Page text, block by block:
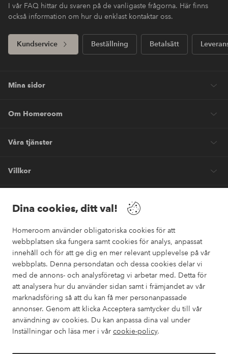
Dina cookies, ditt val!
Homeroom använder obligatoriska cookies för att
webbplatsen ska fungera samt cookies för analys, anpassat
innehåll och för att ge dig en mer relevant upplevelse på vår
webbplats. Denna persondatan och dessa cookies delar vi
med de annons- och analysföretag vi arbetar med. Detta för
att analysera hur du använder sidan samt i främjandet av vår
marknadsföring så att du kan få mer personanpassade
annonser. Genom att klicka Acceptera samtycker du till vår
användning av cookies. Du kan anpassa dina val under
Inställningar och läsa mer i vår cookie-policy.
I vår FAQ hittar du svaren på de vanligaste frågorna. Här finns
också information om hur du enklast kontaktar oss.
Kundservice Beställning Betalsätt
Mina sidor
Om Homeroom
Våra tjänster
Villkor
Säkra betalningar
Vill du veta mer om våra betalalternativ ?
elpy